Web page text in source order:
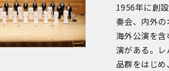
1956年に創
奏会、内外の
海外公演を
演がある。
品群をはじ